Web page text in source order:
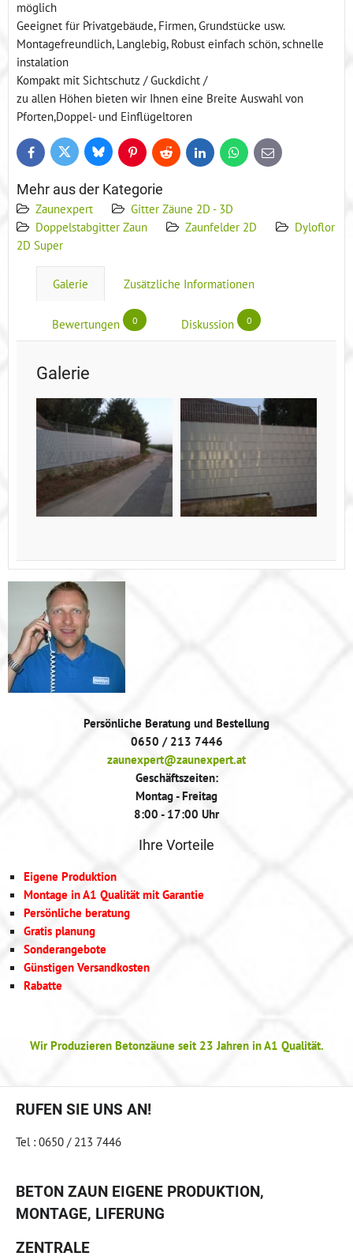
möglich
Geeignet für Privatgebäude, Firmen, Grundstücke usw.
Montagefreundlich, Langlebig, Robust einfach schön, schnelle
instalation
Kompakt mit Sichtschutz / Guckdicht /
zu allen Höhen bieten wir Ihnen eine Breite Auswahl von
Pforten,Doppel- und Einflügeltoren
FacebookTwitter BlueskyPinterestReddit LinkedInWhatsApp
E-
mail
Mehr aus der Kategorie
Zaunexpert
Gitter Zäune 2D - 3D
Doppelstabgitter Zaun
Zaunfelder 2D
Dyloflor
2D Super
Galerie Zusätzliche Informationen
Bewertungen 0 Diskussion 0
Galerie
Persönliche Beratung und Bestellung
0650 / 213 7446
zaunexpert@zaunexpert.at
Geschäftszeiten:
Montag - Freitag
8:00 - 17:00 Uhr
Ihre Vorteile
Eigene Produktion
Montage in A1 Qualität mit Garantie
Persönliche beratung
Gratis planung
Sonderangebote
Günstigen Versandkosten
Rabatte
Wir Produzieren Betonzäune seit 23 Jahren in A1 Qualität.
RUFEN SIE UNS AN!
Tel : 0650 / 213 7446
BETON ZAUN EIGENE PRODUKTION,
MONTAGE, LIFERUNG
ZENTRALE